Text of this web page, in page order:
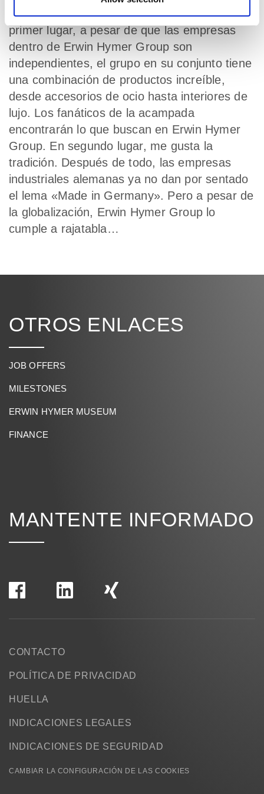
Encuentro dos cosas muy especiales. En
primer lugar, a pesar de que las empresas
dentro de Erwin Hymer Group son
independientes, el grupo en su conjunto tiene
una combinación de productos increíble,
desde accesorios de ocio hasta interiores de
lujo. Los fanáticos de la acampada
encontrarán lo que buscan en Erwin Hymer
Group. En segundo lugar, me gusta la
tradición. Después de todo, las empresas
industriales alemanas ya no dan por sentado
el lema «Made in Germany». Pero a pesar de
la globalización, Erwin Hymer Group lo
cumple a rajatabla…
OTROS ENLACES
JOB OFFERS
MILESTONES
ERWIN HYMER MUSEUM
FINANCE
MANTENTE INFORMADO
CONTACTO
POLÍTICA DE PRIVACIDAD
HUELLA
INDICACIONES LEGALES
INDICACIONES DE SEGURIDAD
CAMBIAR LA CONFIGURACIÓN DE LAS COOKIES